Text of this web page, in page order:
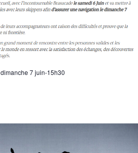
dimanche 7 juin-15h30